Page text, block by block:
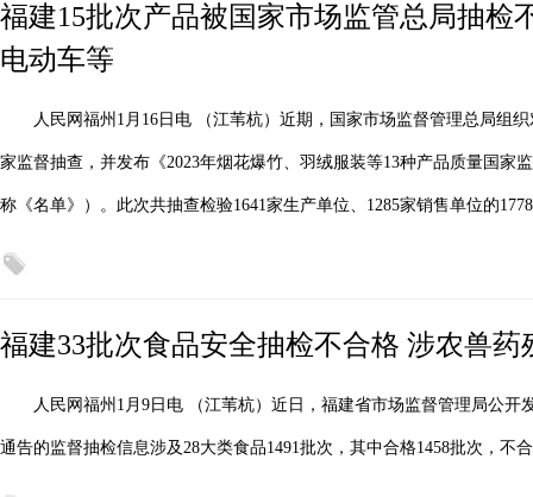
福建15批次产品被国家市场监管总局抽检
电动车等
人民网福州1月16日电 （江苇杭）近期，国家市场监督管理总局组
家监督抽查，并发布《2023年烟花爆竹、羽绒服装等13种产品质量国家
称《名单》）。此次共抽查检验1641家生产单位、1285家销售单位的
福建33批次食品安全抽检不合格 涉农兽
人民网福州1月9日电 （江苇杭）近日，福建省市场监督管理局公开
通告的监督抽检信息涉及28大类食品1491批次，其中合格1458批次，不